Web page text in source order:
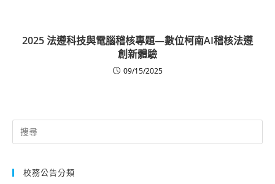
2025 法遵科技與電腦稽核專題—數位柯南AI稽核法遵
創新體驗
09/15/2025
Search
for:
校務公告分類